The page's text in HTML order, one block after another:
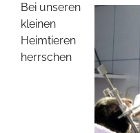
Bei unseren
kleinen
Heimtieren
herrschen